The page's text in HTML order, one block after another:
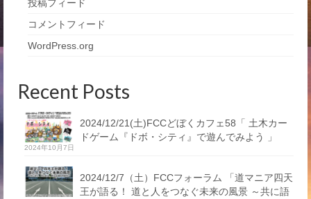
投稿フィード
コメントフィード
WordPress.org
Recent Posts
2024/12/21(土)FCCどぼくカフェ58「 土木カー
ドゲーム『ドボ・シティ』で遊んでみよう 」
2024年10月7日
2024/12/7（土）FCCフォーラム 「道マニア四天
王が語る！ 道と人をつなぐ未来の風景 ～共に語